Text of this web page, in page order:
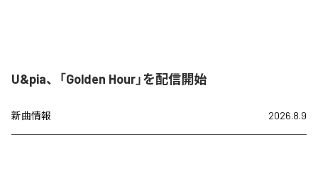
U&pia、「Golden Hour」を配信開始
新曲情報 2026.8.9